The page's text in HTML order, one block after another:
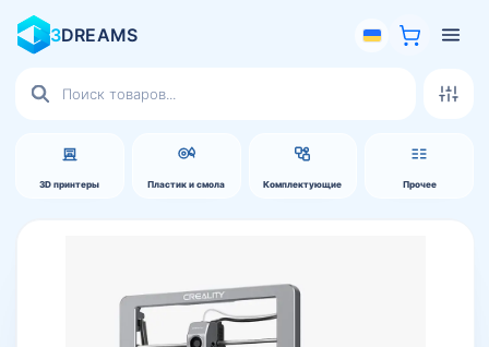
3DREAMS
3D принтеры Пластик и смола Комплектующие Прочее
товаров